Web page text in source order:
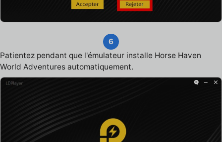
6
Patientez pendant que l'émulateur installe Horse Haven
World Adventures automatiquement.